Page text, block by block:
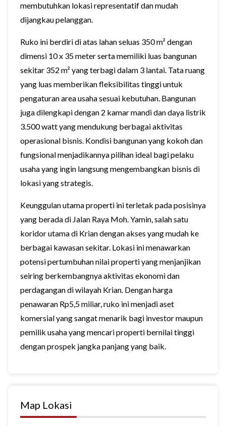
membutuhkan lokasi representatif dan mudah
dijangkau pelanggan.
Ruko ini berdiri di atas lahan seluas 350 m² dengan
dimensi 10 x 35 meter serta memiliki luas bangunan
sekitar 352 m² yang terbagi dalam 3 lantai. Tata ruang
yang luas memberikan fleksibilitas tinggi untuk
pengaturan area usaha sesuai kebutuhan. Bangunan
juga dilengkapi dengan 2 kamar mandi dan daya listrik
3.500 watt yang mendukung berbagai aktivitas
operasional bisnis. Kondisi bangunan yang kokoh dan
fungsional menjadikannya pilihan ideal bagi pelaku
usaha yang ingin langsung mengembangkan bisnis di
lokasi yang strategis.
Keunggulan utama properti ini terletak pada posisinya
yang berada di Jalan Raya Moh. Yamin, salah satu
koridor utama di Krian dengan akses yang mudah ke
berbagai kawasan sekitar. Lokasi ini menawarkan
potensi pertumbuhan nilai properti yang menjanjikan
seiring berkembangnya aktivitas ekonomi dan
perdagangan di wilayah Krian. Dengan harga
penawaran Rp5,5 miliar, ruko ini menjadi aset
komersial yang sangat menarik bagi investor maupun
pemilik usaha yang mencari properti bernilai tinggi
dengan prospek jangka panjang yang baik.
Map Lokasi